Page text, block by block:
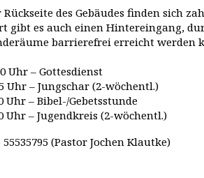
des Gebäudes finden sich
gibt es auch einen Hintereingang,
barrierefrei erreicht werden
Uhr – Gottesdienst
Uhr – Jungschar (2-wöchentl.)
Uhr – Bibel-/Gebetsstunde
Uhr – Jugendkreis (2-wöchentl.)
55535795 (Pastor Jochen Klautke)